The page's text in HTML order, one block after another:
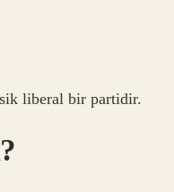
liberal bir partidir.